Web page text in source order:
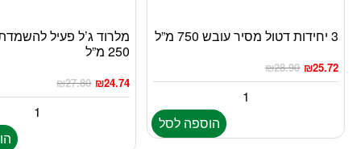
3 יחידות דטול מסיר עובש 750 מ”ל
₪28.90 ₪25.72
הוספה לסל
מלרוד ג’ל פעיל
250 מ”ל
₪27.80 ₪24.74